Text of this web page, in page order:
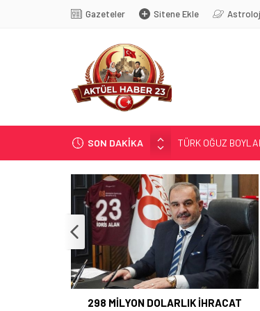
Gazeteler Sitene Ekle
SON DAKİKA
TÜRK OĞUZ
298 MİLYON
ELAZIĞ’DA
YRP’DEN,
298 MİLYON DOLARLIK İHRACAT